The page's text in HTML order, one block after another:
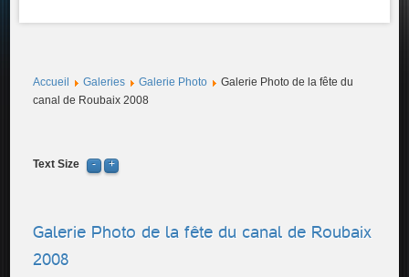
Accueil Galeries Galerie Photo
Galerie Photo de la fête du
canal de Roubaix 2008
Text Size
Galerie Photo de la fête du canal de Roubaix
2008